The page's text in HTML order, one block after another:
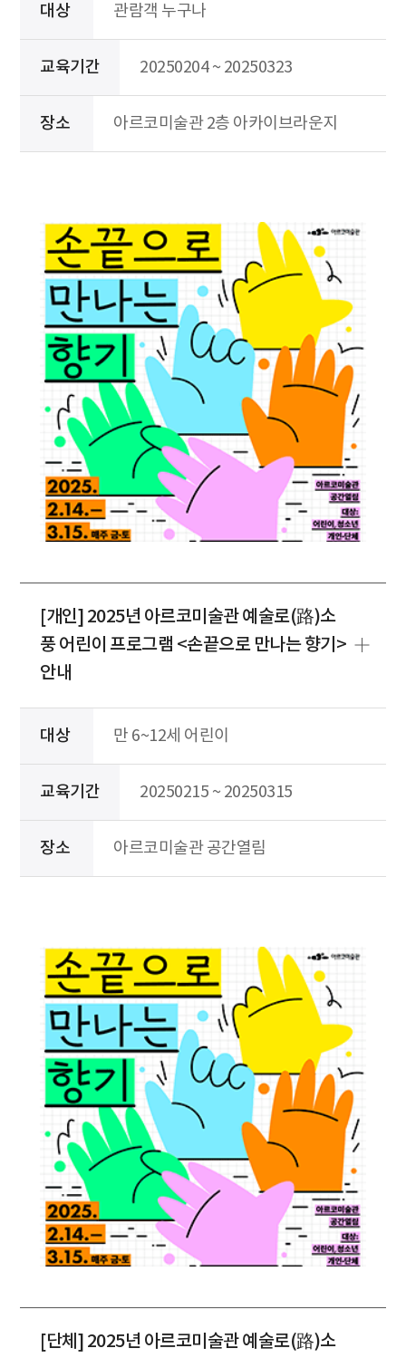
대상 관람객 누구나
교육기간 20250204 ~ 20250323
장소 아르코미술관 2층 아카이브라운지
[개인] 2025년 아르코미술관 예술로(路)소
풍 어린이 프로그램 <손끝으로 만나는 향기>
안내
대상 만 6~12세 어린이
교육기간 20250215 ~ 20250315
장소 아르코미술관 공간열림
[단체] 2025년 아르코미술관 예술로(路)소